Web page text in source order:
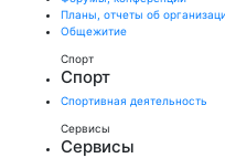
Планы, отчеты об
Общежитие
Спорт
Спорт
Спортивная деятельность
Сервисы
Сервисы